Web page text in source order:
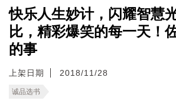
快乐人生妙计，闪耀智慧
比，精彩爆笑的每一天！
的事
上架日期 2018/11/28
诚品选书